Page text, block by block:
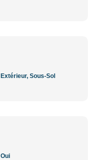
Extérieur, Sous-Sol
Oui